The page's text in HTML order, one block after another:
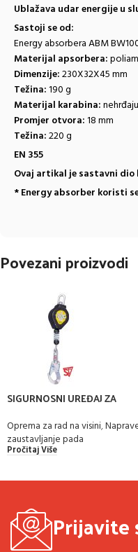
Ublažava udar energije u
Sastoji se od:
Energy absorbera ABM
Materijal apsorbera:
Dimenzije:230X32X45 mm
Težina:190 g
Materijal karabina:
Promjer otvora:18 mm
Težina:220 g
EN 355
Ovaj artikal je sastavni
* Energy absorber koristi
Povezani proizvodi
SIGURNOSNI UREĐAJ ZA
Oprema za rad na visini,
zaustavljanje pada
Pročitaj Više
Prijavite